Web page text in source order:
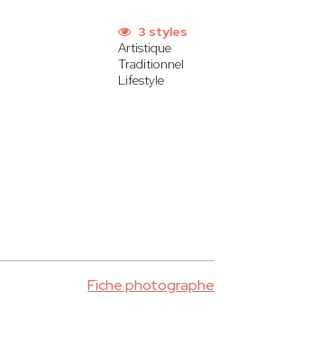
3 styles
Artistique
Traditionnel
Lifestyle
Fiche photographe